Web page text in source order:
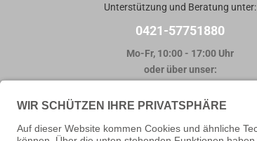
Unterstützung und Beratung unter:
0421-57751880
Mo-Fr, 10:00 - 17:00 Uhr
oder über unser: